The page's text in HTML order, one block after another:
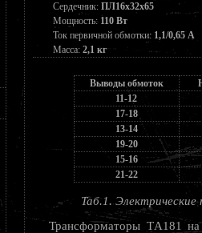
Сердечник: ПЛ16х32х65
Мощность: 110 Вт
Ток первичной обмотки: 1,1/0,65 А
Масса: 2,1 кг
Выводы обмоток
11-12
17-18
13-14
19-20
15-16
21-22
Таб.1.
Трансформаторы ТA181